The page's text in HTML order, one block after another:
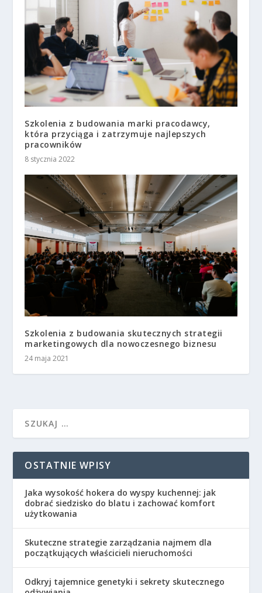
Szkolenia z budowania marki pracodawcy,
która przyciąga i zatrzymuje najlepszych
pracowników
8 stycznia 2022
Szkolenia z budowania skutecznych strategii
marketingowych dla nowoczesnego biznesu
24 maja 2021
OSTATNIE WPISY
Jaka wysokość hokera do wyspy kuchennej: jak
dobrać siedzisko do blatu i zachować komfort
użytkowania
Skuteczne strategie zarządzania najmem dla
początkujących właścicieli nieruchomości
Odkryj tajemnice genetyki i sekrety skutecznego